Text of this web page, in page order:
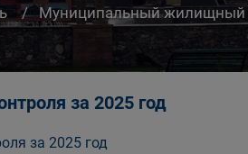
Муниципальный жилищный
за 2025 год
за 2025 год